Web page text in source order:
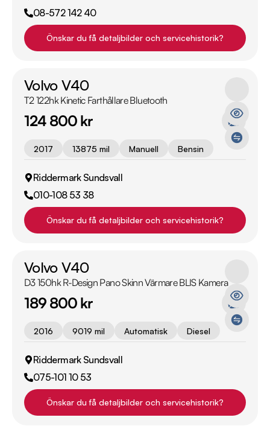
08-572 142 40
Önskar du få detaljbilder och servicehistorik?
Volvo V40
T2 122hk Kinetic Farthållare Bluetooth
124 800 kr
2017 13875 mil Manuell Bensin
Riddermark Sundsvall
010-108 53 38
Önskar du få detaljbilder och servicehistorik?
Volvo V40
D3 150hk R-Design Pano Skinn Värmare BLIS Kamera
189 800 kr
2016 9019 mil Automatisk Diesel
Riddermark Sundsvall
075-101 10 53
Önskar du få detaljbilder och servicehistorik?